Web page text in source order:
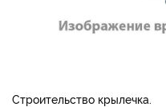
Строительство крылечка.